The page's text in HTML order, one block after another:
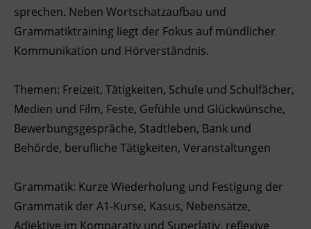
Ingenieurzertifizierung
BFI Reutte
sprechen. Neben Wortschatzaufbau und
Grammatiktraining liegt der Fokus auf mündlicher
Kommunikation und Hörverständnis.
Themen: Freizeit, Tätigkeiten, Schule und Schulfächer,
Medien und Film, Feste, Gefühle und Glückwünsche,
Bewerbungsgespräche, Stadtleben, Bank und
Behörde, berufliche Tätigkeiten, Veranstaltungen
Grammatik: Kurze Wiederholung und Festigung der
Grammatik der A1-Kurse, Kasus, Nebensätze,
Adjektive im Komparativ und Superlativ, reflexive